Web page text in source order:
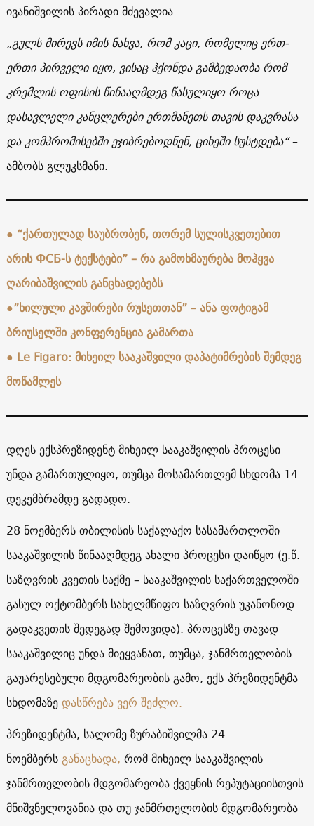
ივანიშვილის პირადი მძევალია.
„გულს მირევს იმის ნახვა, რომ კაცი, რომელიც ერთ-
ერთი პირველი იყო, ვისაც ჰქონდა გამბედაობა რომ
კრემლის ოფისის წინააღმდეგ წასულიყო როცა
დასავლელი კანცლერები ერთმანეთს თავის დაკვრასა
და კომპრომისებში ეჯიბრებოდნენ, ციხეში სუსტდება“–
ამბობს გლუკსმანი.
● “ქართულად საუბრობენ, თორემ სულისკვეთებით
არის ФСБ-ს ტექსტები” – რა გამოხმაურება მოჰყვა
ღარიბაშვილის განცხადებებს
●”ხილული კავშირები რუსეთთან” – ანა ფოტიგამ
ბრიუსელში კონფერენცია გამართა
● Le Figaro: მიხეილ სააკაშვილი დაპატიმრების შემდეგ
მოწამლეს
დღეს ექსპრეზიდენტ მიხეილ სააკაშვილის პროცესი
უნდა გამართულიყო, თუმცა მოსამართლემ სხდომა 14
დეკემბრამდე გადადო.
28 ნოემბერს თბილისის საქალაქო სასამართლოში
სააკაშვილის წინააღმდეგ ახალი პროცესი დაიწყო (ე.წ.
საზღვრის კვეთის საქმე – სააკაშვილის საქართველოში
გასულ ოქტომბერს სახელმწიფო საზღვრის უკანონოდ
გადაკვეთის შედეგად შემოვიდა). პროცესზე თავად
სააკაშვილიც უნდა მიეყვანათ, თუმცა, ჯანმრთელობის
გაუარესებული მდგომარეობის გამო, ექს-პრეზიდენტმა
სხდომაზედასწრება ვერ შეძლო.
პრეზიდენტმა, სალომე ზურაბიშვილმა 24
ნოემბერსგანაცხადა, რომ მიხეილ სააკაშვილის
ჯანმრთელობის მდგომარეობა ქვეყნის რეპუტაციისთვის
მნიშვნელოვანია და თუ ჯანმრთელობის მდგომარეობა